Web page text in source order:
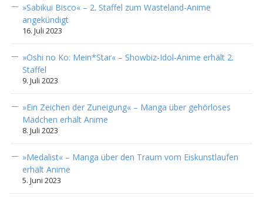
»Sabikui Bisco« – 2. Staffel zum Wasteland-Anime
angekündigt
16. Juli 2023
»Oshi no Ko: Mein*Star« – Showbiz-Idol-Anime erhält 2.
Staffel
9. Juli 2023
»Ein Zeichen der Zuneigung« – Manga über gehörloses
Mädchen erhält Anime
8. Juli 2023
»Medalist« – Manga über den Traum vom Eiskunstlaufen
erhält Anime
5. Juni 2023